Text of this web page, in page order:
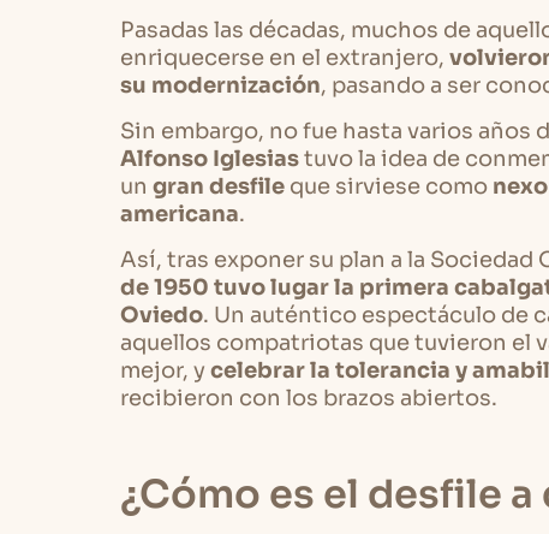
Pasadas las décadas, muchos de
enriquecerse en el extranjero,
su modernización, pasando a ser
Sin embargo, no fue hasta varios
Alfonso Iglesiastuvo la idea de
un gran desfile que sirviese como
americana.
Así, tras exponer su plan a la Sociedad
de 1950 tuvo lugar la primera
Oviedo. Un auténtico espectáculo de
aquellos compatriotas que tuvieron el
mejor, y celebrar la tolerancia y
recibieron con los brazos abiertos.
¿Cómo es el desfile a